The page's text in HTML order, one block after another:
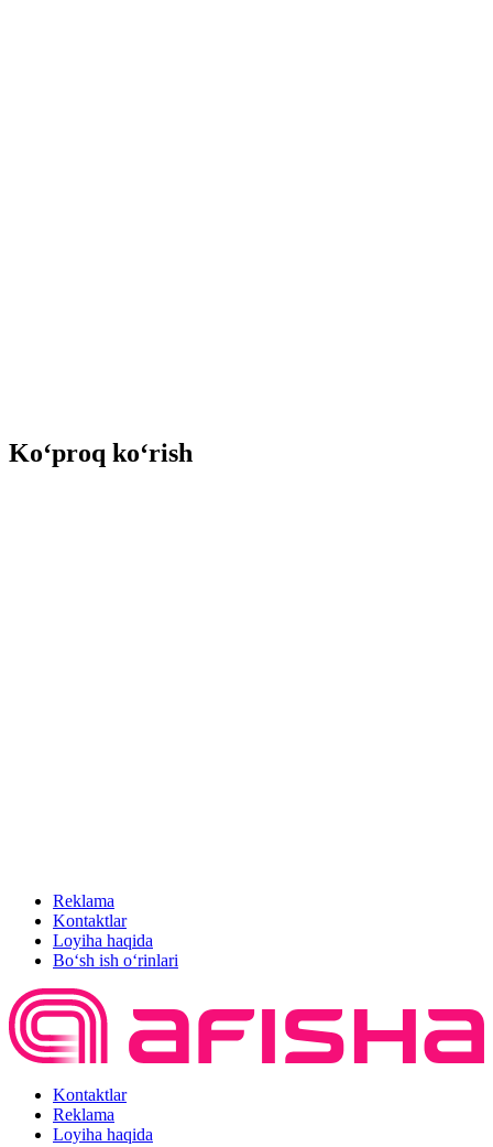
Ko‘proq ko‘rish
Reklama
Kontaktlar
Loyiha haqida
Bo‘sh ish o‘rinlari
Kontaktlar
Reklama
Loyiha haqida